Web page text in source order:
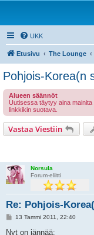
UKK
Etusivu The Lounge
Pohjois-Korea(n
Alueen säännöt
Uutisessa täytyy aina
linkkikin suotava.
Vastaa Viestiin
Norsula
Forum-eliitti
Re: Pohjois-
V
e
13 Tammi 2011, 22:40
Nyt on jännää: